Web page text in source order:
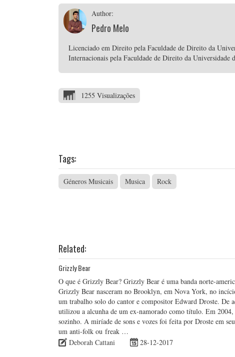
Author:
Pedro Melo
Licenciado em Direito pela Faculdade de Direito da
Internacionais pela Faculdade de Direito da Universidade
1255 Visualizações
Tags:
Géneros Musicais Musica Rock
Related:
Grizzly Bear
O que é Grizzly Bear? Grizzly Bear é uma banda norte-
Grizzly Bear nasceram no Brooklyn, em Nova York, no
um trabalho solo do cantor e compositor Edward Droste. De
utilizou a alcunha de um ex-namorado como título. Em
sozinho. A miríade de sons e vozes foi feita por Droste em
um anti-folk ou freak …
Deborah Cattani
28-12-2017